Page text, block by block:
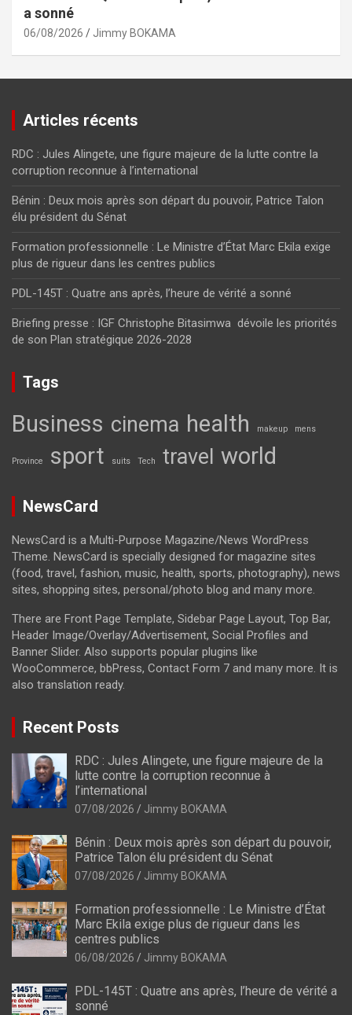
a sonné
06/08/2026 Jimmy BOKAMA
Articles récents
RDC : Jules Alingete, une figure majeure de la lutte contre la
corruption reconnue à l’international
Bénin : Deux mois après son départ du pouvoir, Patrice Talon
élu président du Sénat
Formation professionnelle : Le Ministre d’État Marc Ekila exige
plus de rigueur dans les centres publics
PDL-145T : Quatre ans après, l’heure de vérité a sonné
Briefing presse : IGF Christophe Bitasimwa dévoile les priorités
de son Plan stratégique 2026-2028
Tags
Business cinema health makeup mens
Province sport suits Tech travel world
NewsCard
NewsCard is a Multi-Purpose Magazine/News WordPress
Theme. NewsCard is specially designed for magazine sites
(food, travel, fashion, music, health, sports, photography), news
sites, shopping sites, personal/photo blog and many more.
There are Front Page Template, Sidebar Page Layout, Top Bar,
Header Image/Overlay/Advertisement, Social Profiles and
Banner Slider. Also supports popular plugins like
WooCommerce, bbPress, Contact Form 7 and many more. It is
also translation ready.
Recent Posts
RDC : Jules Alingete, une figure majeure de la
lutte contre la corruption reconnue à
l’international
07/08/2026 Jimmy BOKAMA
Bénin : Deux mois après son départ du pouvoir,
Patrice Talon élu président du Sénat
07/08/2026 Jimmy BOKAMA
Formation professionnelle : Le Ministre d’État
Marc Ekila exige plus de rigueur dans les
centres publics
06/08/2026 Jimmy BOKAMA
PDL-145T : Quatre ans après, l’heure de vérité a
sonné